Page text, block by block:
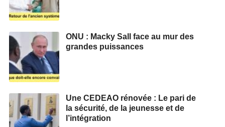
ONU : Macky Sall face au mur des
grandes puissances
Une CEDEAO rénovée : Le pari de
la sécurité, de la jeunesse et de
l’intégration